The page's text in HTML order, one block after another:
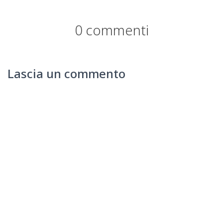
0 commenti
Lascia un commento